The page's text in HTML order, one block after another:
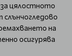
цялостното
на
осигурява